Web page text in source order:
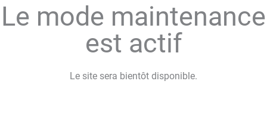
Le mode maintenance
est actif
Le site sera bientôt disponible.